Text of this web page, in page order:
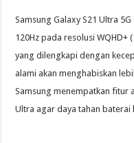
Samsung Galaxy S21 Ultra
120Hz pada resolusi
yang dilengkapi dengan
alami akan menghabiskan
Samsung menempatkan fitur
Ultra agar daya tahan baterai